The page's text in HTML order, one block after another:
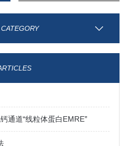
通道“线粒体蛋白EMRE”